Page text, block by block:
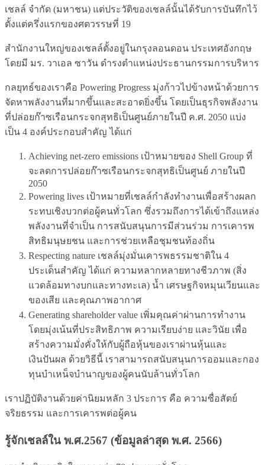
เชลล์ จำกัด (มหาชน) แต่ประวัติของเชลล์นั้นได้รับการบันทึกไว้
ตั้งแต่ครึ่งแรกของศตวรรษที่ 19
สำนักงานใหญ่ของเชลล์ตั้งอยู่ในกรุงลอนดอน ประเทศอังกฤษ
โดยมี มร. วาเอล ซาวัน ดำรงตำแหน่งประธานกรรมการบริหาร
กลยุทธ์ของเราคือ Powering Progress มุ่งก้าวไปข้างหน้าด้วยการ
จัดหาพลังงานที่มากขึ้นและสะอาดยิ่งขึ้น โดยเป็นธุรกิจพลังงาน
ที่ปล่อยก๊าซเรือนกระจกสุทธิเป็นศูนย์ภายในปี ค.ศ. 2050 แบ่ง
เป็น 4 องค์ประกอบสำคัญ ได้แก่
Achieving net-zero emissions เป้าหมายของ Shell Group ที่
จะลดการปล่อยก๊าซเรือนกระจกสุทธิเป็นศูนย์ ภายในปี
2050
Powering lives เป้าหมายที่เชลล์กําลังทํางานเพื่อสร้างผลก
ระทบเชิงบวกต่อผู้คนทั่วโลก ซึ่งรวมถึงการได้เข้าถึงแหล่ง
พลังงานที่จำเป็น การสนับสนุนการมีส่วนร่วม การเคารพ
สิทธิมนุษยชน และการช่วยเหลือชุมชนท้องถิ่น
Respecting nature เชลล์มุ่งมั่นเคารพธรรมชาติใน 4
ประเด็นสำคัญ ได้แก่ ความหลากหลายทางชีวภาพ (สิ่ง
แวดล้อมทางบกและทางทะเล) น้ำ เศรษฐกิจหมุนเวียนและ
ของเสีย และคุณภาพอากาศ
Generating shareholder value เพิ่มคุณค่าผ่านการทำงาน
โดยมุ่งเน้นที่ประสิทธิภาพ ความเรียบง่าย และวินัย เพื่อ
สร้างความมั่งคั่งให้กับผู้ถือหุ้นของเราผ่านหุ้นและ
เงินปันผล ด้วยวิธีนี้ เราสามารถสนับสนุนการออมและกอง
ทุนบําเหน็จบํานาญของผู้คนนับล้านทั่วโลก
เราปฏิบัติงานด้วยค่านิยมหลัก 3 ประการ คือ ความซื่อสัตย์
จริยธรรม และการเคารพต่อผู้คน
รู้จักเชลล์ใน พ.ศ.2567 (ข้อมูลล่าสุด พ.ศ. 2566)